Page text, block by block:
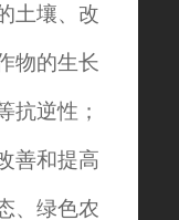
土壤、改
物的生长
抗逆性；
善和提高
、绿色农